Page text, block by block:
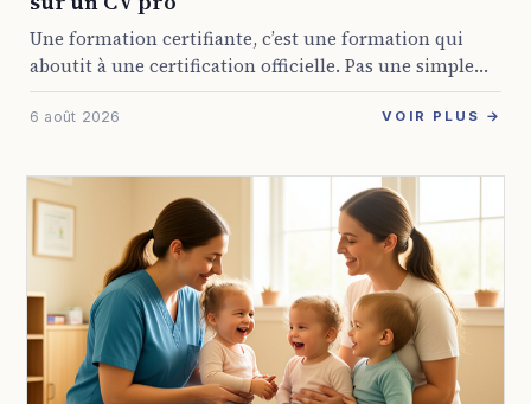
Une formation certifiante, c’est une formation qui
aboutit à une certification officielle. Pas une simple
attestation de présence, mais un titre reconnu par
l’État ou par les branches professionnelles, et ...
6 août 2026 VOIR PLUS →